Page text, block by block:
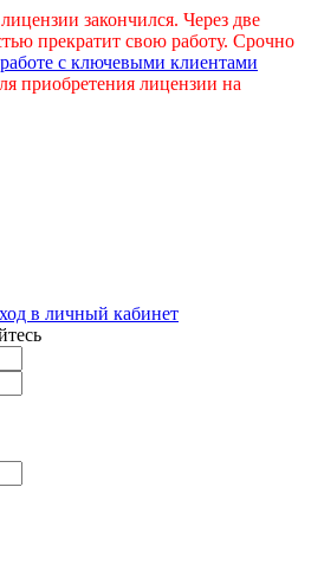
закончился. Через две
прекратит свою работу. Срочно
с ключевыми клиентами
приобретения лицензии на
в личный кабинет